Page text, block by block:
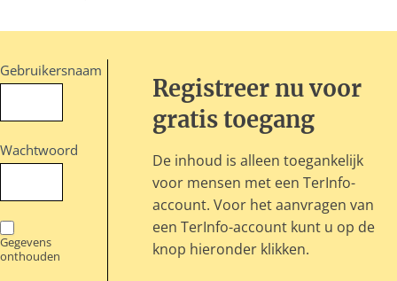
Gebruikersnaam
Wachtwoord
Gegevens
onthouden
Registreer nu voor
gratis toegang
De inhoud is alleen toegankelijk
voor mensen met een TerInfo-
account. Voor het aanvragen van
een TerInfo-account kunt u op de
knop hieronder klikken.